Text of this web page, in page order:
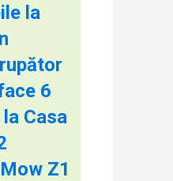
la
6
Casa
Z1